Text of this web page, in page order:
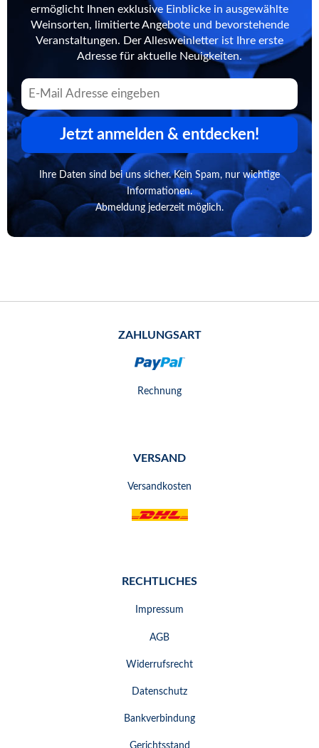
ermöglicht Ihnen exklusive Einblicke in ausgewählte
Weinsorten, limitierte Angebote und bevorstehende
Veranstaltungen. Der Allesweinletter ist Ihre erste
Adresse für aktuelle Neuigkeiten.
Jetzt anmelden & entdecken!
Ihre Daten sind bei uns sicher. Kein Spam, nur wichtige
Informationen.
Abmeldung jederzeit möglich.
ZAHLUNGSART
Rechnung
VERSAND
Versandkosten
RECHTLICHES
Impressum
AGB
Widerrufsrecht
Datenschutz
Bankverbindung
Gerichtsstand